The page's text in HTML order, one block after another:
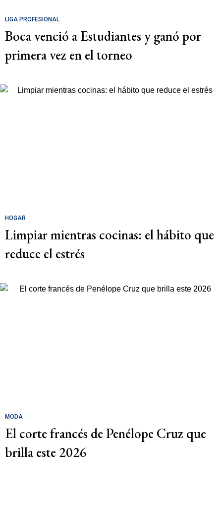
LIGA PROFESIONAL
Boca venció a Estudiantes y ganó por
primera vez en el torneo
HOGAR
Limpiar mientras cocinas: el hábito que
reduce el estrés
MODA
El corte francés de Penélope Cruz que
brilla este 2026